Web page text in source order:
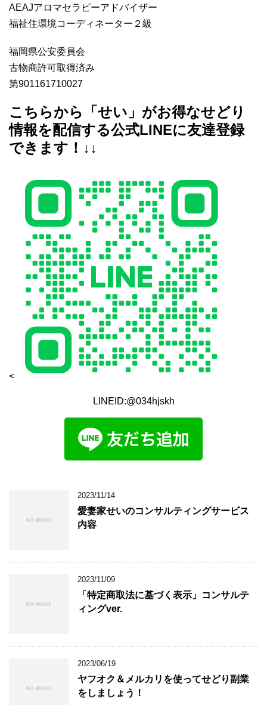
AEAJアロマセラピーアドバイザー
福祉住環境コーディネーター２級
福岡県公安委員会
古物商許可取得済み
第901161710027
こちらから「せい」がお得なせどり
情報を配信する公式LINEに友達登録
できます！↓↓
<
LINEID:@034hjskh
2023/11/14
愛妻家せいのコンサルティングサービス
内容
2023/11/09
「特定商取法に基づく表示」コンサルテ
ィングver.
2023/06/19
ヤフオク＆メルカリを使ってせどり副業
をしましょう！